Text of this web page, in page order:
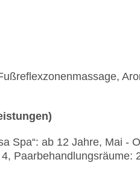
Spa“: ab 12 Jahre, Mai -
Paarbehandlungsräume: